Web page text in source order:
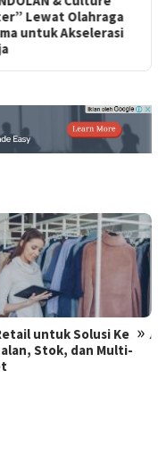
Lewat Olahraga
untuk Akselerasi
»
untuk Solusi Kelola
Stok, dan Multi-